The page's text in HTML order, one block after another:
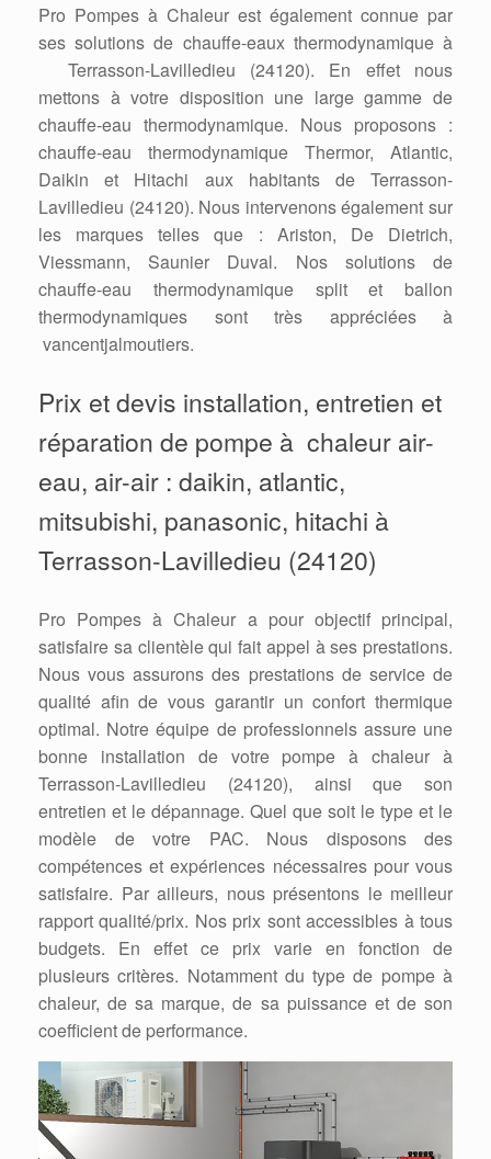
Pro Pompes à Chaleur est également connue par
ses solutions de chauffe-eaux thermodynamique à
Terrasson-Lavilledieu (24120). En effet nous
mettons à votre disposition une large gamme de
chauffe-eau thermodynamique. Nous proposons :
chauffe-eau thermodynamique Thermor, Atlantic,
Daikin et Hitachi aux habitants de Terrasson-
Lavilledieu (24120). Nous intervenons également sur
les marques telles que : Ariston, De Dietrich,
Viessmann, Saunier Duval. Nos solutions de
chauffe-eau thermodynamique split et ballon
thermodynamiques sont très appréciées à
vancentjalmoutiers.
Prix et devis installation, entretien et
réparation de pompe à chaleur air-
eau, air-air : daikin, atlantic,
mitsubishi, panasonic, hitachi à
Terrasson-Lavilledieu (24120)
Pro Pompes à Chaleur a pour objectif principal,
satisfaire sa clientèle qui fait appel à ses prestations.
Nous vous assurons des prestations de service de
qualité afin de vous garantir un confort thermique
optimal. Notre équipe de professionnels assure une
bonne installation de votre pompe à chaleur à
Terrasson-Lavilledieu (24120), ainsi que son
entretien et le dépannage. Quel que soit le type et le
modèle de votre PAC. Nous disposons des
compétences et expériences nécessaires pour vous
satisfaire. Par ailleurs, nous présentons le meilleur
rapport qualité/prix. Nos prix sont accessibles à tous
budgets. En effet ce prix varie en fonction de
plusieurs critères. Notamment du type de pompe à
chaleur, de sa marque, de sa puissance et de son
coefficient de performance.